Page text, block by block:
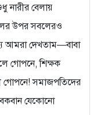
নারীর বেলায়
উপর সবলেরও
আমরা দেখতাম—বাবা
গোপনে, শিক্ষক
গোপনে! সমাজপতিদের
যেকোনো